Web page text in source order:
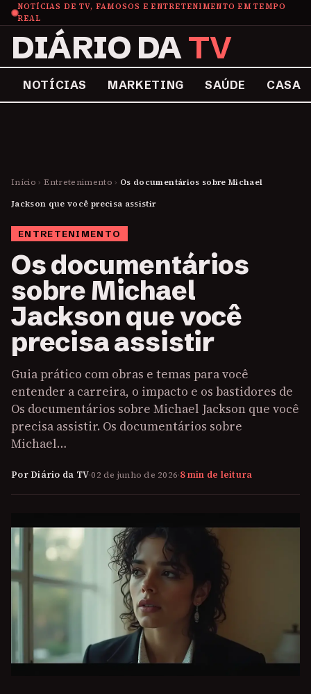
NOTÍCIAS DE TV, FAMOSOS E ENTRETENIMENTO EM TEMPO
REAL
DIÁRIO DATV
NOTÍCIAS MARKETING SAÚDE CASA
Início › Entretenimento › Os documentários sobre Michael
Jackson que você precisa assistir
ENTRETENIMENTO
Os documentários
sobre Michael
Jackson que você
precisa assistir
Guia prático com obras e temas para você
entender a carreira, o impacto e os bastidores de
Os documentários sobre Michael Jackson que você
precisa assistir. Os documentários sobre
Michael…
Por Diário da TV·02 de junho de 2026·8 min de leitura